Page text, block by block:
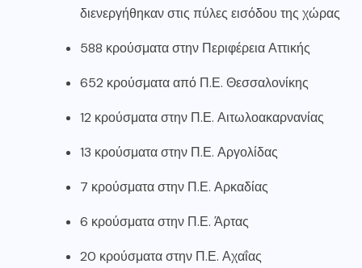
διενεργήθηκαν στις πύλες εισόδου της χώρας
588 κρούσματα στην Περιφέρεια Αττικής
652 κρούσματα από Π.Ε. Θεσσαλονίκης
12 κρούσματα στην Π.Ε. Αιτωλοακαρνανίας
13 κρούσματα στην Π.Ε. Αργολίδας
7 κρούσματα στην Π.Ε. Αρκαδίας
6 κρούσματα στην Π.Ε. Άρτας
20 κρούσματα στην Π.Ε. Αχαΐας